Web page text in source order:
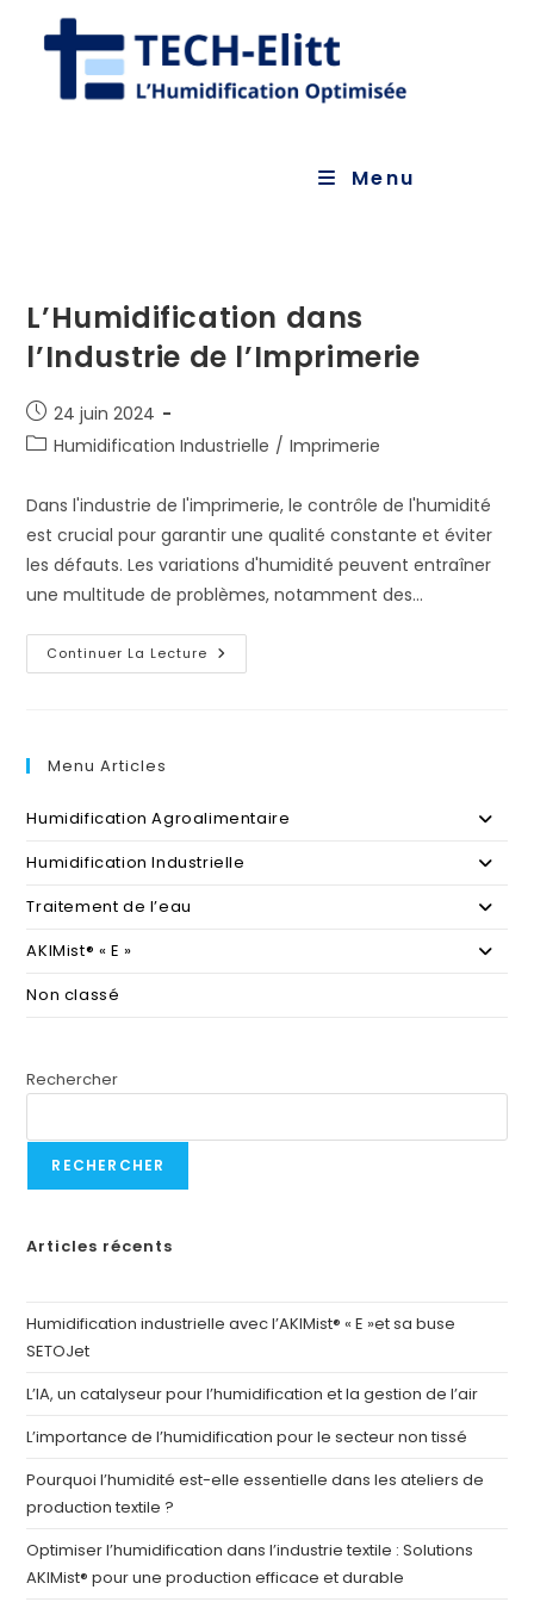
Menu
L’Humidification dans
l’Industrie de l’Imprimerie
Publication
publiée :
24 juin 2024
PostHumidification Industrielle / Imprimerie
Dans l'industrie de l'imprimerie, le contrôle de l'humidité
est crucial pour garantir une qualité constante et éviter
les défauts. Les variations d'humidité peuvent entraîner
une multitude de problèmes, notamment des…
Continuer La Lecture L’Humidification
Dans
Menu Articles
Humidification Agroalimentaire
Humidification Industrielle
Traitement de l’eau
AKIMist® « E »
Non classé
Rechercher
RECHERCHER
Articles récents
Humidification industrielle avec l’AKIMist® « E »et sa buse
SETOJet
L’IA, un catalyseur pour l’humidification et la gestion de l’air
L’importance de l’humidification pour le secteur non tissé
Pourquoi l’humidité est-elle essentielle dans les ateliers de
production textile ?
Optimiser l’humidification dans l’industrie textile : Solutions
AKIMist® pour une production efficace et durable